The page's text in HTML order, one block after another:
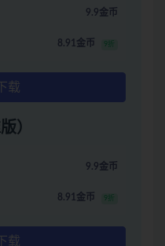
9.9金币
8.91金币 9折
载
）
9.9金币
8.91金币 9折
载